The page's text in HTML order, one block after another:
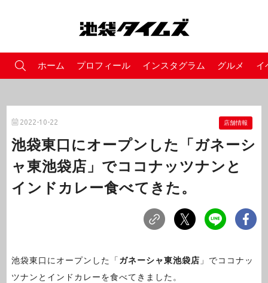
ホーム プロフィール インスタグラム グルメ イ
2022-10-22 店舗情報
池袋東口にオープンした「ガネーシ
ャ東池袋店」でココナッツナンと
インドカレー食べてきた。
池袋東口にオープンした「 ガネーシャ東池袋店 」でココナッ
ツナンとインドカレーを食べてきました。